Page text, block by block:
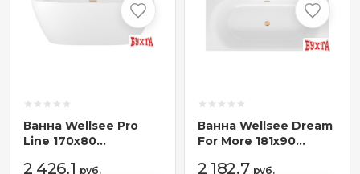
Ванна Wellsee Pro
Line 170x80
2 426,1 руб.
Ванна Wellsee Dream
For More 181x90
2 182,7 руб.